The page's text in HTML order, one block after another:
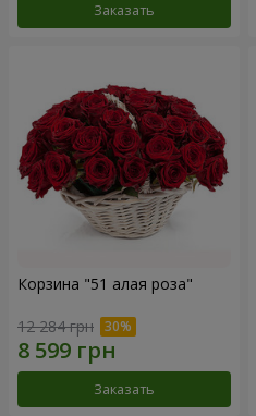
Заказать
Корзина "51 алая роза"
12 284 грн
Заказать